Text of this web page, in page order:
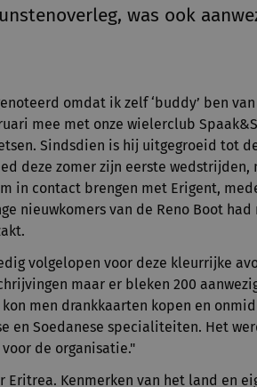
was ook
omdat ik zelf ‘buddy’ ben
mee met onze wielerclub
Sindsdien is hij uitgegroeid tot
deze zomer zijn eerste wedstrijden,
in contact brengen met Erigent,
nieuwkomers van de Reno Boot had
volgelopen voor deze kleurrijke
maar er bleken 200
men drankkaarten kopen en
en Soedanese specialiteiten. Het
de organisatie."
Kenmerken van het land en